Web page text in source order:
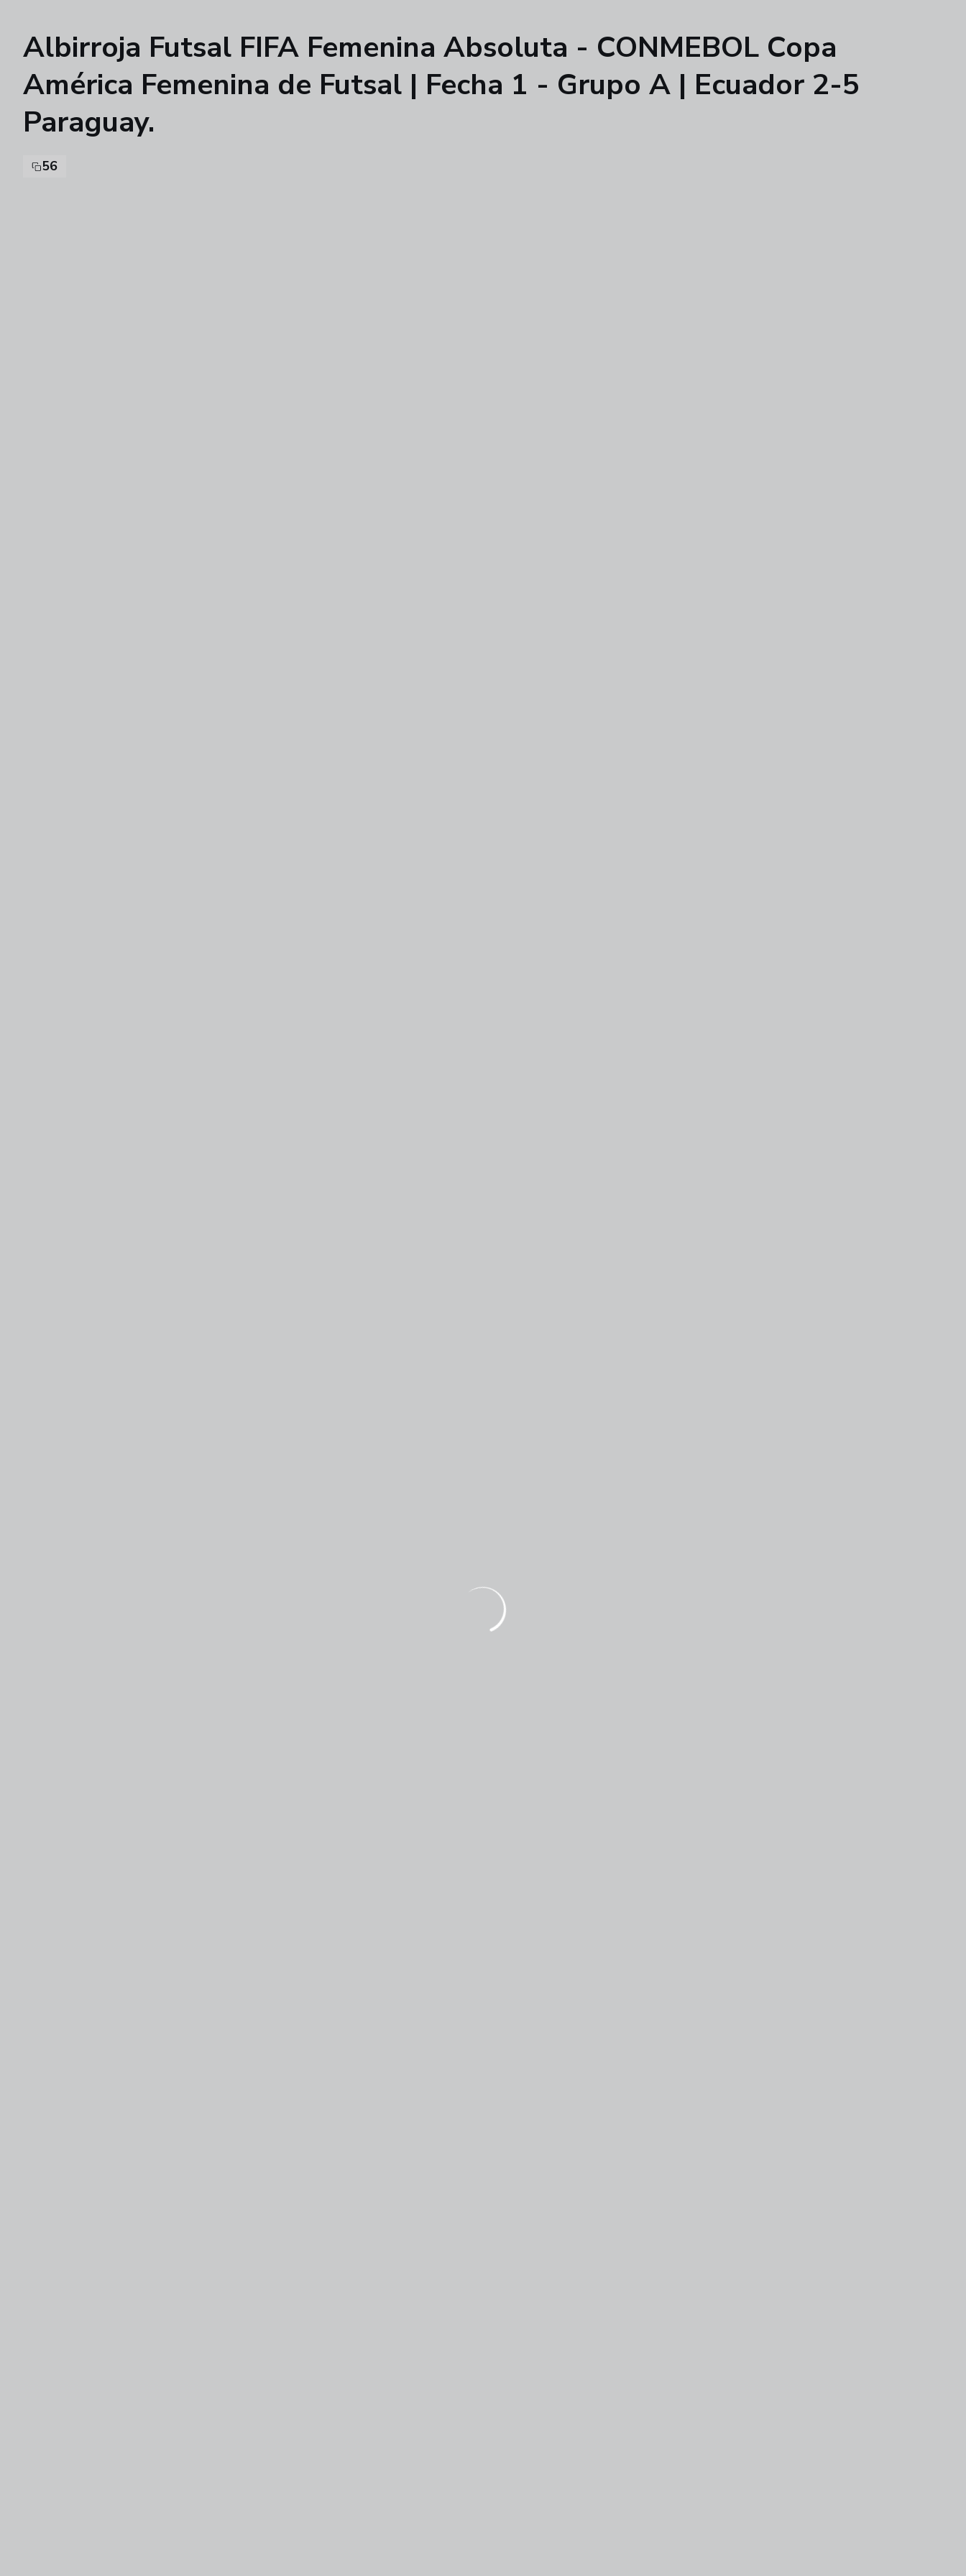
Albirroja Futsal FIFA Femenina Absoluta - CONMEBOL Copa
América Femenina de Futsal | Fecha 1 - Grupo A | Ecuador 2-5
Paraguay.
56